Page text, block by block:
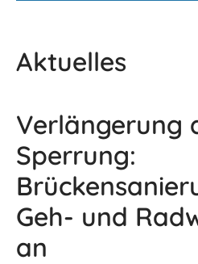
Aktuelles
Verlängerung
Sperrung:
Geh- und
an